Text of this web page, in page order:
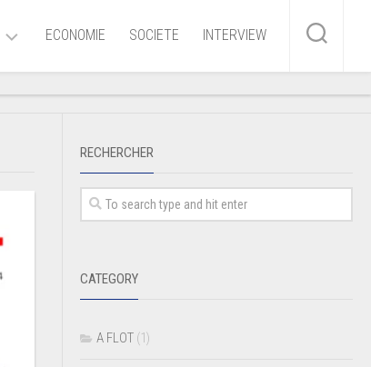
ECONOMIE SOCIETE INTERVIEW
RECHERCHER
CATEGORY
A FLOT (1)